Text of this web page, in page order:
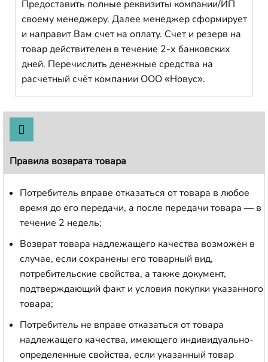
Предоставить полные реквизиты компании/ИП
своему менеджеру. Далее менеджер сформирует
и направит Вам счет на оплату. Счет и резерв на
товар действителен в течение 2-х банковских
дней. Перечислить денежные средства на
расчетный счёт компании ООО «Новус».
Правила возврата товара
Потребитель вправе отказаться от товара в любое
время до его передачи, а после передачи товара — в
течение 2 недель;
Возврат товара надлежащего качества возможен в
случае, если сохранены его товарный вид,
потребительские свойства, а также документ,
подтверждающий факт и условия покупки указанного
товара;
Потребитель не вправе отказаться от товара
надлежащего качества, имеющего индивидуально-
определенные свойства, если указанный товар